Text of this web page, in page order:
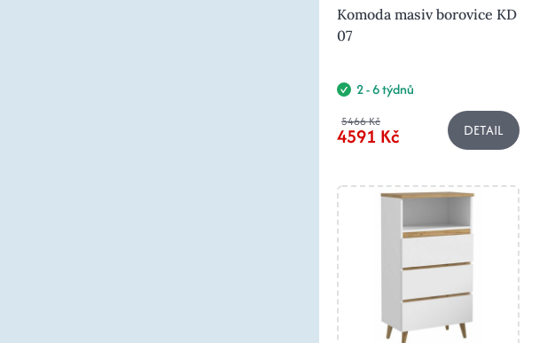
Komoda masiv borovice KD
07
2 - 6 týdnů
5466 Kč
4591 Kč DETAIL